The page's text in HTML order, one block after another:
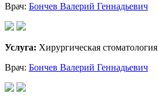
Врач: Бончев Валерий Геннадьевич
Услуга: Хирургическая стоматология
Врач: Бончев Валерий Геннадьевич